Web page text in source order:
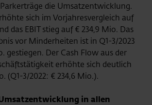
die Umsatzentwicklung.
sich im Vorjahresvergleich auf
das EBIT stieg auf € 234,9 Mio. Das
vor Minderheiten ist in Q1-3/2023
gestiegen. Der Cash Flow aus der
erhöhte sich deutlich
(Q1-3/2022: € 234,6 Mio.).
in allen